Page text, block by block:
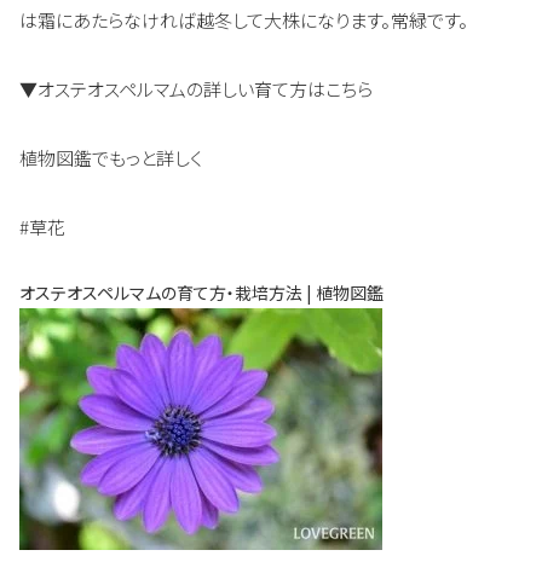
は霜にあたらなければ越冬して大株になります。常緑です。
▼オステオスペルマムの詳しい育て方はこちら
植物図鑑でもっと詳しく
#草花
オステオスペルマムの育て方・栽培方法 | 植物図鑑